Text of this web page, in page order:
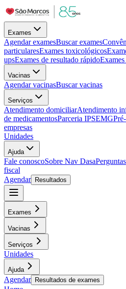
Exames
Agendar examesBuscar exames
particularesExames toxicológicos
upsExames de resultado rápido
Vacinas
Agendar vacinasBuscar vacinas
Serviços
Atendimento domiciliarAtendimento
de medicamentosParceria IPSEMG
empresas
Unidades
Ajuda
Fale conoscoSobre Nav Dasa
fiscal
Agendar
Resultados
Exames
Vacinas
Serviços
Unidades
Ajuda
Agendar Resultados de exames